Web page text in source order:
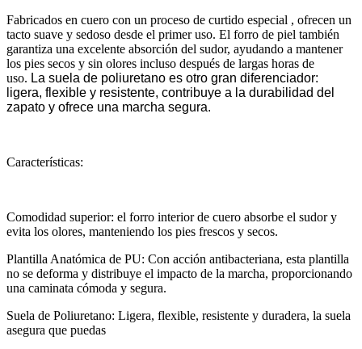
Fabricados en cuero con un proceso de curtido especial , ofrecen un
tacto suave y sedoso desde el primer uso. El forro de piel también
garantiza una excelente absorción del sudor, ayudando a mantener
los pies secos y sin olores incluso después de largas horas de
uso. La suela de poliuretano es otro gran diferenciador:
ligera, flexible y resistente, contribuye a la durabilidad del
zapato y ofrece una marcha segura.
Características:
Comodidad superior: el forro interior de cuero absorbe el sudor y
evita los olores, manteniendo los pies frescos y secos.
Plantilla Anatómica de PU: Con acción antibacteriana, esta plantilla
no se deforma y distribuye el impacto de la marcha, proporcionando
una caminata cómoda y segura.
Suela de Poliuretano: Ligera, flexible, resistente y duradera, la suela
asegura que puedas